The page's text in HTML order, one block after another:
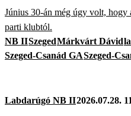
Június 30-án még úgy volt, hogy
parti klubtól.
NB IISzegedMárkvárt Dávid
Szeged-Csanád GASzeged-
Labdarúgó NB II2026.07.28.